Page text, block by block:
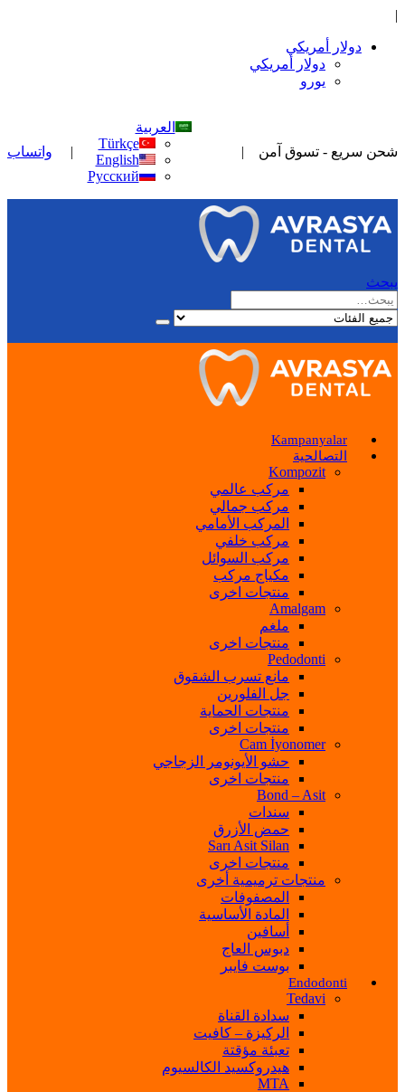
|
دولار أمريكي
دولار أمريكي
يورو
شحن سريع - تسوق آمن |
العربية
Türkçe
English
Русский
| واتساب
يبحث
Kampanyalar
التصالحية
Kompozit
مركب عالمي
مركب جمالي
المركب الأمامي
مركب خلفي
مركب السوائل
مكياج مركب
منتجات اخرى
Amalgam
ملغم
منتجات اخرى
Pedodonti
مانع تسرب الشقوق
جل الفلورين
منتجات الحماية
منتجات اخرى
Cam İyonomer
حشو الأيونومر الزجاجي
منتجات اخرى
Bond – Asit
سندات
حمض الأزرق
Sarı Asit Silan
منتجات اخرى
منتجات ترميمية أخرى
المصفوفات
المادة الأساسية
أسافين
دبوس العاج
بوست فايبر
Endodonti
Tedavi
سدادة القناة
الركيزة – كافيت
تعبئة مؤقتة
هيدروكسيد الكالسيوم
MTA